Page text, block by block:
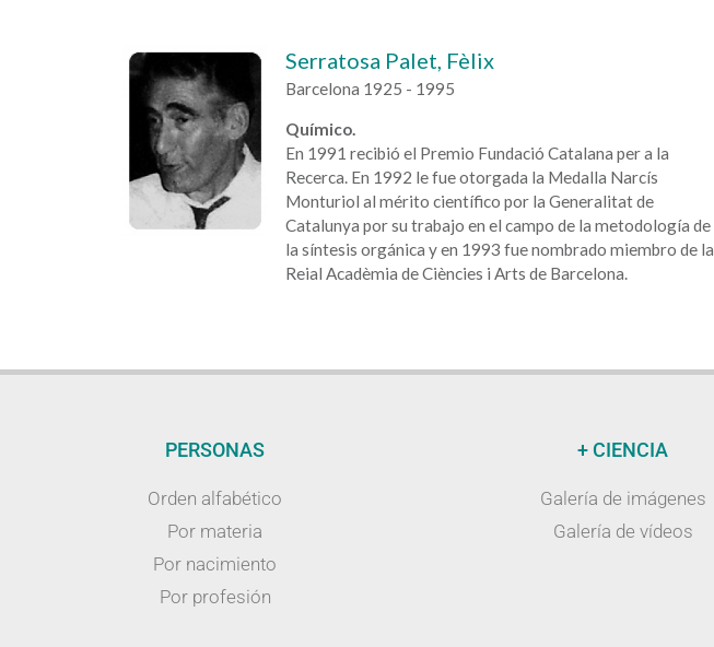
Serratosa Palet, Fèlix
Barcelona 1925 - 1995
Químico.
En 1991 recibió el Premio Fundació Catalana per a la
Recerca. En 1992 le fue otorgada la Medalla Narcís
Monturiol al mérito científico por la Generalitat de
Catalunya por su trabajo en el campo de la metodología de
la síntesis orgánica y en 1993 fue nombrado miembro de la
Reial Acadèmia de Ciències i Arts de Barcelona.
PERSONAS
Orden alfabético
Por materia
Por nacimiento
Por profesión
+ CIENCIA
Galería de imágenes
Galería de vídeos